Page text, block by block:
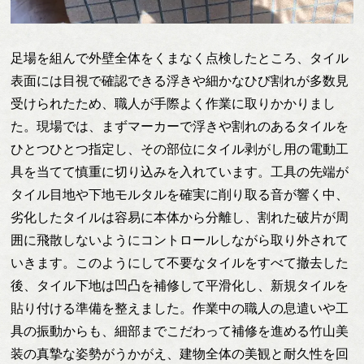
足場を組んで外壁全体をくまなく点検したところ、タイル
表面には目視で確認できる浮きや細かなひび割れが多数見
受けられたため、職人が手際よく作業に取りかかりまし
た。現場では、まずマーカーで浮きや割れのあるタイルを
ひとつひとつ指定し、その部位にタイル剥がし用の電動工
具を当てて慎重に切り込みを入れています。工具の先端が
タイル目地や下地モルタルを確実に削り取る音が響く中、
劣化したタイルは容易に本体から分離し、割れた破片が周
囲に飛散しないようにコントロールしながら取り外されて
いきます。このようにして不要なタイルをすべて撤去した
後、タイル下地は凹凸を補修して平滑化し、新規タイルを
貼り付ける準備を整えました。作業中の職人の息遣いや工
具の振動からも、細部までこだわって補修を進める竹山美
装の真摯な姿勢がうかがえ、建物全体の美観と耐久性を回